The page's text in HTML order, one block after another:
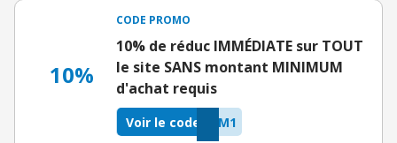
10%
CODE PROMO
10% de réduc IMMÉDIATE sur TOUT
le site SANS montant MINIMUM
d'achat requis
FM1
Voir le code